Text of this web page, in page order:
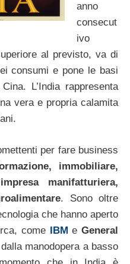
anno
consecut
ivo
al previsto, va di
consumi e pone le basi
L’India rappresenta
vera e propria calamita
per fare business
immobiliare,
manifatturiera,
. Sono oltre
che hanno aperto
come IBM eGeneral
manodopera a basso